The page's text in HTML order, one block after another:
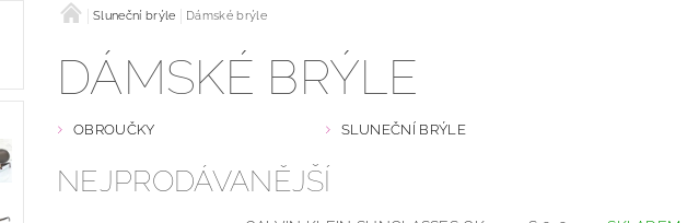
RÁMCE S MODRÝMI FILTRY
HODNOCENÍ OBCHODU MOJE OBLÍBENÉ
Sluneční brýle Dámské brýle
DÁMSKÉ BRÝLE
OBROUČKY SLUNEČNÍ BRÝLE
NEJPRODÁVANĚJŠÍ